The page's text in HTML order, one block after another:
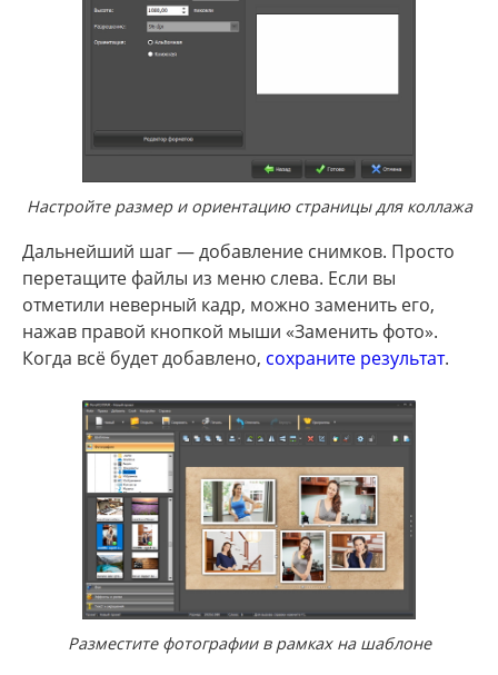
Настройте размер и ориентацию страницы для коллажа
Дальнейший шаг — добавление снимков. Просто
перетащите файлы из меню слева. Если вы
отметили неверный кадр, можно заменить его,
нажав правой кнопкой мыши «Заменить фото».
Когда всё будет добавлено, сохраните результат.
Разместите фотографии в рамках на шаблоне